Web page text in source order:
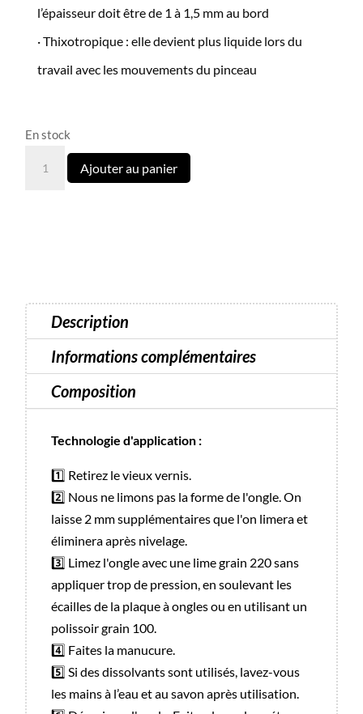
l’épaisseur doit être de 1 à 1,5 mm au bord
· Thixotropique : elle devient plus liquide lors du
travail avec les mouvements du pinceau
En stock
quantité
Ajouter au panier
Description
Informations complémentaires
Composition
Technologie d'application :
1️⃣ Retirez le vieux vernis.
2️⃣ Nous ne limons pas la forme de l'ongle. On
laisse 2 mm supplémentaires que l'on limera et
éliminera après nivelage.
3️⃣ Limez l'ongle avec une lime grain 220 sans
appliquer trop de pression, en soulevant les
écailles de la plaque à ongles ou en utilisant un
polissoir grain 100.
4️⃣ Faites la manucure.
5️⃣ Si des dissolvants sont utilisés, lavez-vous
les mains à l’eau et au savon après utilisation.